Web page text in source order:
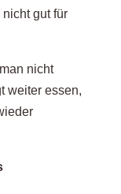
gut für
nicht
weiter essen,